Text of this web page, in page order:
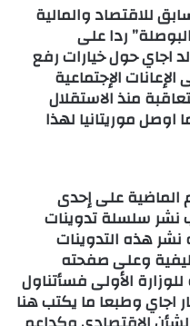
للاقتصاد والمالية
ردا على
اجاي حول خيارات رفع
الإجتماعية
منذ الاستقلال
اوصل موريتانيا لهذا
الماضية على إحدى
نشر سلسلة تدوينات
نشر هذه التدوينات
وعلى صفحته
الأولى فسأتناول
اجاي وطبعا ما يكتب هنا